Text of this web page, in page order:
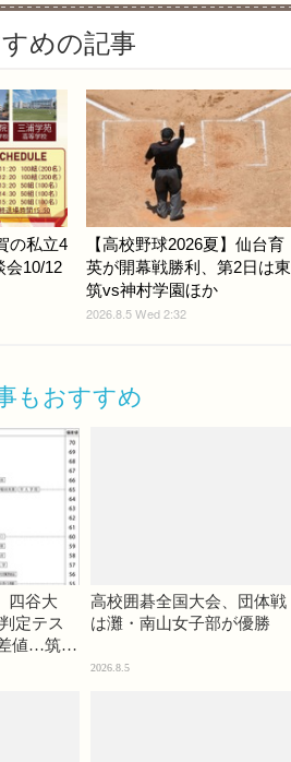
めの記事
の私立4
会10/12
【高校野球2026夏】仙台育
英が開幕戦勝利、第2日は東
筑vs神村学園ほか
2026.8.5 Wed 2:32
もおすすめ
四谷大
定テス
値…筑駒
高校囲碁全国大会、団体戦
は灘・南山女子部が優勝
2026.8.5